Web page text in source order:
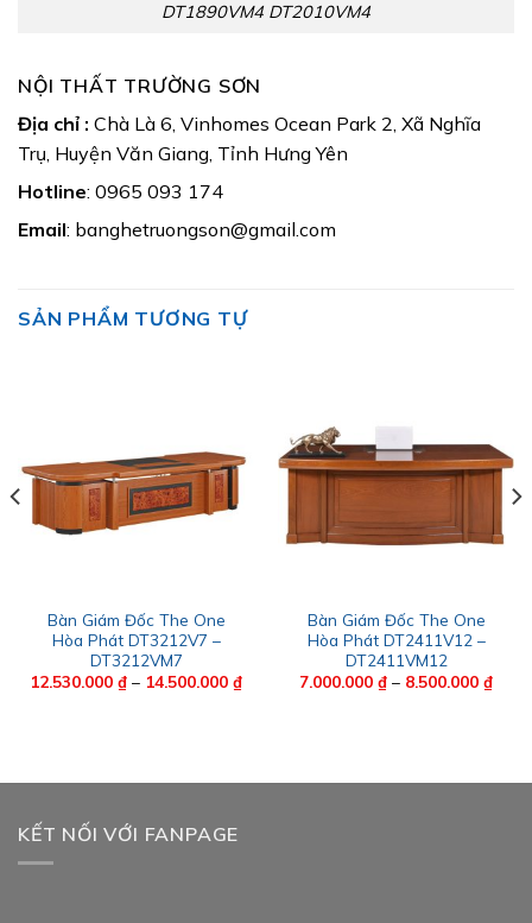
DT1890VM4 DT2010VM4
NỘI THẤT TRƯỜNG SƠN
Địa chỉ : Chà Là 6, Vinhomes Ocean Park 2, Xã Nghĩa
Trụ, Huyện Văn Giang, Tỉnh Hưng Yên
Hotline: 0965 093 174
Email: banghetruongson@gmail.com
SẢN PHẨM TƯƠNG TỰ
Bàn Giám Đốc The One
Hòa Phát DT3212V7 –
DT3212VM7
12.530.000 ₫ – 14.500.000 ₫Khoảng
Bàn Giám Đốc The One
Hòa Phát DT2411V12 –
DT2411VM12
7.000.000 ₫ – 8.500.000 ₫
KẾT NỐI VỚI FANPAGE